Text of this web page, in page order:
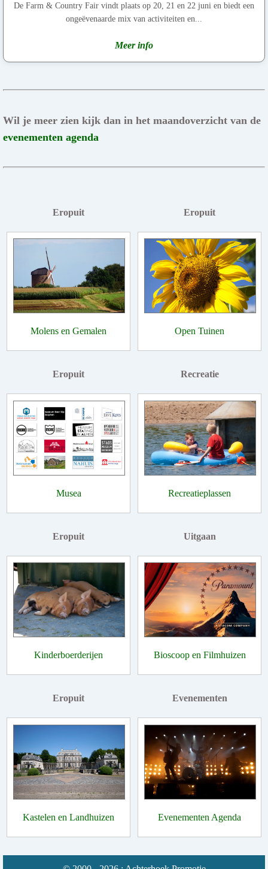
De Farm & Country Fair vindt plaats op 20, 21 en 22 juni en biedt een
ongeëvenaarde mix van activiteiten en...
Meer info
Wil je meer zien kijk dan in het maandoverzicht van de
evenementen agenda
Eropuit
Molens en Gemalen
Eropuit
Open Tuinen
Eropuit
Musea
Recreatie
Recreatieplassen
Eropuit
Kinderboerderijen
Uitgaan
Bioscoop en Filmhuizen
Eropuit
Kastelen en Landhuizen
Evenementen
Evenementen Agenda